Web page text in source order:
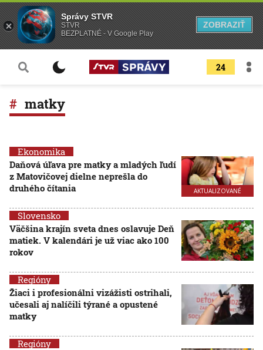
24
matky
AKTUALIZOVANÉ
Ekonomika
Daňová úľava pre matky a mladých ľudí
z Matovičovej dielne neprešla do
druhého čítania
Slovensko
Väčšina krajín sveta dnes oslavuje Deň
matiek. V kalendári je už viac ako 100
rokov
Regióny
Žiaci i profesionálni vizážisti ostrihali,
učesali aj nalíčili týrané a opustené
matky
Regióny
Správy STVR
STVR
BEZPLATNÉ - V Google Play
ZOBRAZIŤ